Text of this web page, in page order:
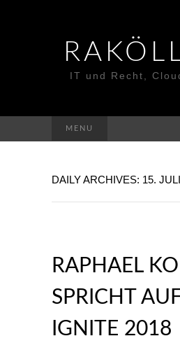
IT und Recht,
MENU
DAILY ARCHIVES: 15.
RAPHAEL
SPRICHT
IGNITE 2018